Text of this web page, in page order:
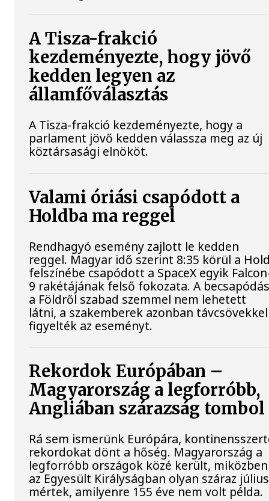
A Tisza-frakció
kezdeményezte, hogy jövő
kedden legyen az
államfőválasztás
A Tisza-frakció kezdeményezte, hogy a
parlament jövő kedden válassza meg az új
köztársasági elnököt.
Valami óriási csapódott a
Holdba ma reggel
Rendhagyó esemény zajlott le kedden
reggel. Magyar idő szerint 8:35 körül a
felszínébe csapódott a SpaceX egyik
9 rakétájának felső fokozata. A
a Földről szabad szemmel nem lehetett
látni, a szakemberek azonban távcsövekkel
figyelték az eseményt.
Rekordok Európában –
Magyarország a legforróbb,
Angliában szárazság tombol
Rá sem ismerünk Európára,
rekordokat dönt a hőség. Magyarország a
legforróbb országok közé került, miközben
az Egyesült Királyságban olyan száraz
mértek, amilyenre 155 éve nem volt példa.